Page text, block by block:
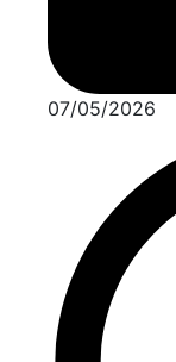
07/05/2026